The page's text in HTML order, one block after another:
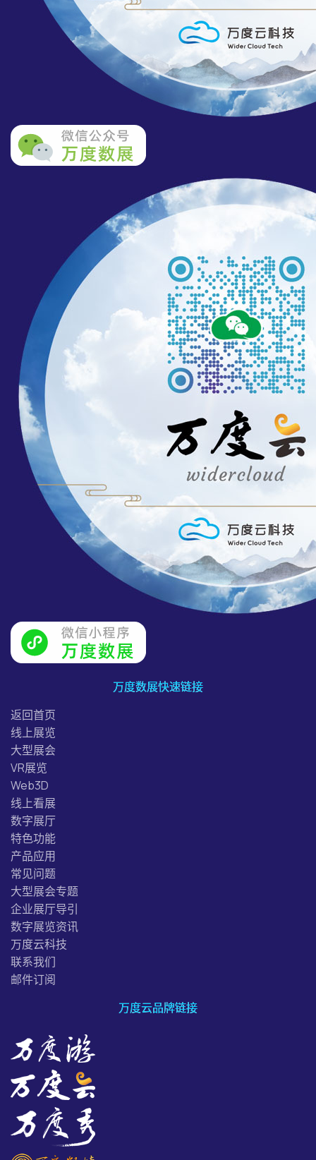
万度数展快速链接
返回首页
线上展览
大型展会
VR展览
Web3D
线上看展
数字展厅
特色功能
产品应用
常见问题
大型展会专题
企业展厅导引
数字展览资讯
万度云科技
联系我们
邮件订阅
万度云品牌链接